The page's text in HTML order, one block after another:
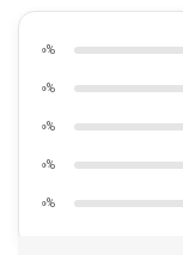
0%
0%
0%
0%
0%